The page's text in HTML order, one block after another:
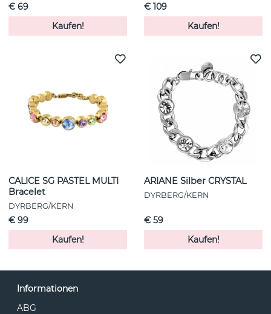
€ 69
Kaufen!
€ 109
Kaufen!
CALICE SG PASTEL MULTI
Bracelet
DYRBERG/KERN
€ 99
Kaufen!
ARIANE Silber CRYSTAL
DYRBERG/KERN
€ 59
Kaufen!
Informationen
ABG